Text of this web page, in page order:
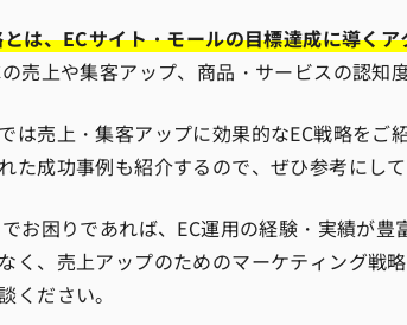
は、ECサイト・モールの目標達成に導く
売上や集客アップ、商品・サービスの認知
は売上・集客アップに効果的なEC戦略をご
た成功事例も紹介するので、ぜひ参考にして
お困りであれば、EC運用の経験・実績が
く、売上アップのためのマーケティング戦
ください。